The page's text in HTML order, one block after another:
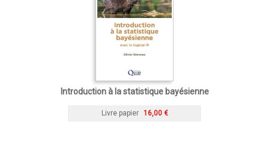
Introduction à la statistique bayésienne
Livre papier 16,00 €